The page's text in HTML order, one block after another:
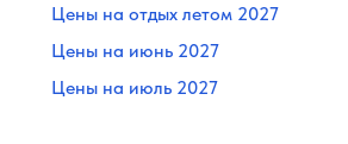
Цены на отдых летом 2027
Цены на июнь 2027
Цены на июль 2027